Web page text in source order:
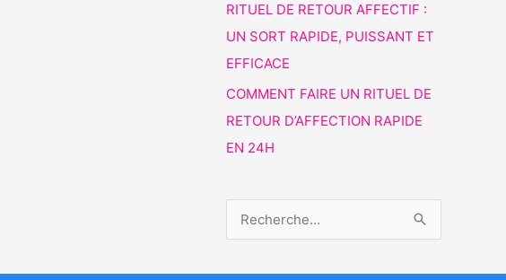
RITUEL DE RETOUR AFFECTIF :
UN SORT RAPIDE, PUISSANT ET
EFFICACE
COMMENT FAIRE UN RITUEL DE
RETOUR D’AFFECTION RAPIDE
EN 24H